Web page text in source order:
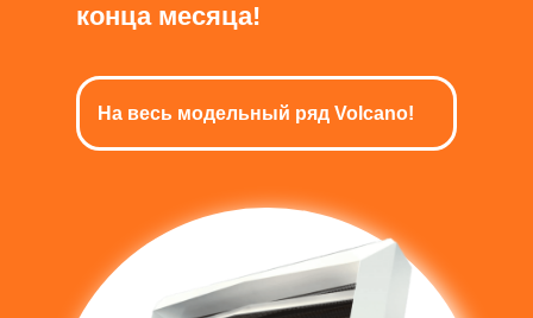
конца месяца!
На весь модельный ряд Volcano!